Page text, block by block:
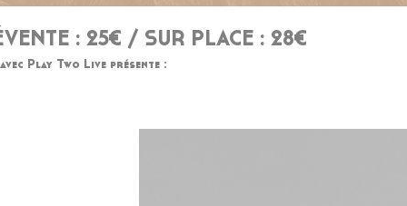
: 25€ / SUR PLACE : 28€
Play Two Live présente :